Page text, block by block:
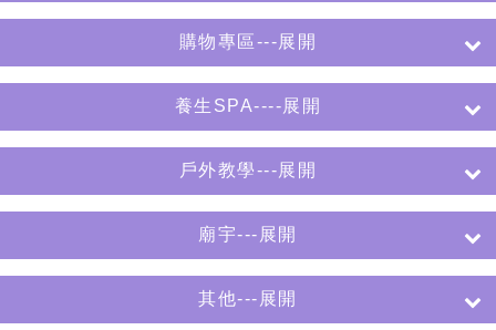
購物專區---展開
養生SPA----展開
戶外教學---展開
廟宇---展開
其他---展開